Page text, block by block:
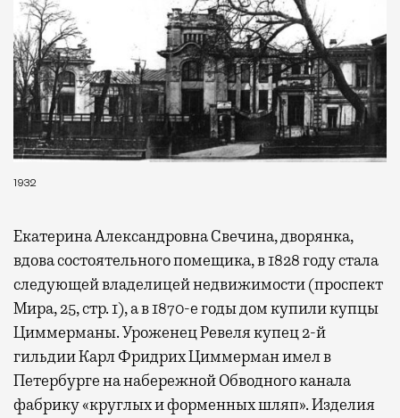
1932
Екатерина Александровна Свечина, дворянка,
вдова состоятельного помещика, в 1828 году стала
следующей владелицей недвижимости (проспект
Мира, 25, стр. 1), а в 1870-е годы дом купили купцы
Циммерманы. Уроженец Ревеля купец 2-й
гильдии Карл Фридрих Циммерман имел в
Петербурге на набережной Обводного канала
фабрику «круглых и форменных шляп». Изделия